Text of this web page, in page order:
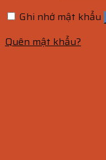
Ghi nhớ mật khẩu
Quên mật khẩu?